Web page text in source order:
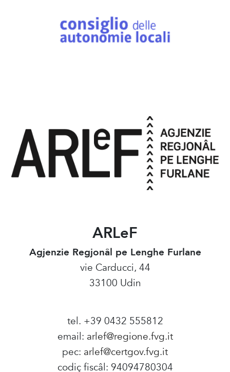
ARLeF
Agjenzie Regjonâl pe Lenghe Furlane
vie Carducci, 44
33100 Udin
tel. +39 0432 555812
email: arlef@regione.fvg.it
pec: arlef@certgov.fvg.it
codiç fiscâl: 94094780304